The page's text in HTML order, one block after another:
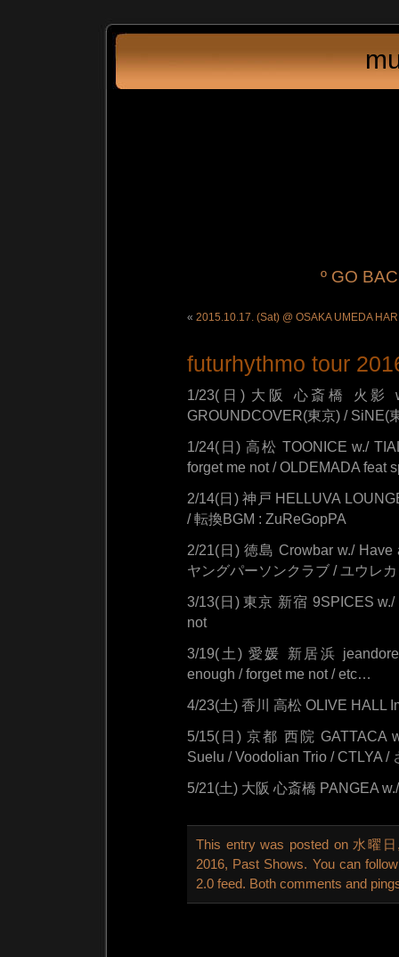
º GO
« 2015.10.17. (Sat) @ OSAKA UMEDA
futurhythmo tour
1/23(日) 大阪 心斎橋 火影
GROUNDCOVER(東京) / SiNE(
1/24(日) 高松 TOONICE w./
forget me not / OLDEMADA feat
2/14(日) 神戸 HELLUVA
/ 転換BGM : ZuReGopPA
2/21(日) 徳島 Crowbar w./
ヤングパーソンクラブ / ユウレカ
3/13(日) 東京 新宿 9SPICES
not
3/19(土) 愛媛 新居浜 jeandore
enough / forget me not / etc…
4/23(土) 香川 高松 OLIVE HALL
5/15(日) 京都 西院 GATTACA
Suelu / Voodolian Trio / CTLYA /
5/21(土) 大阪 心斎橋 PANGEA
This entry was posted on 水曜
2016, Past Shows. You can
2.0 feed. Both comments and